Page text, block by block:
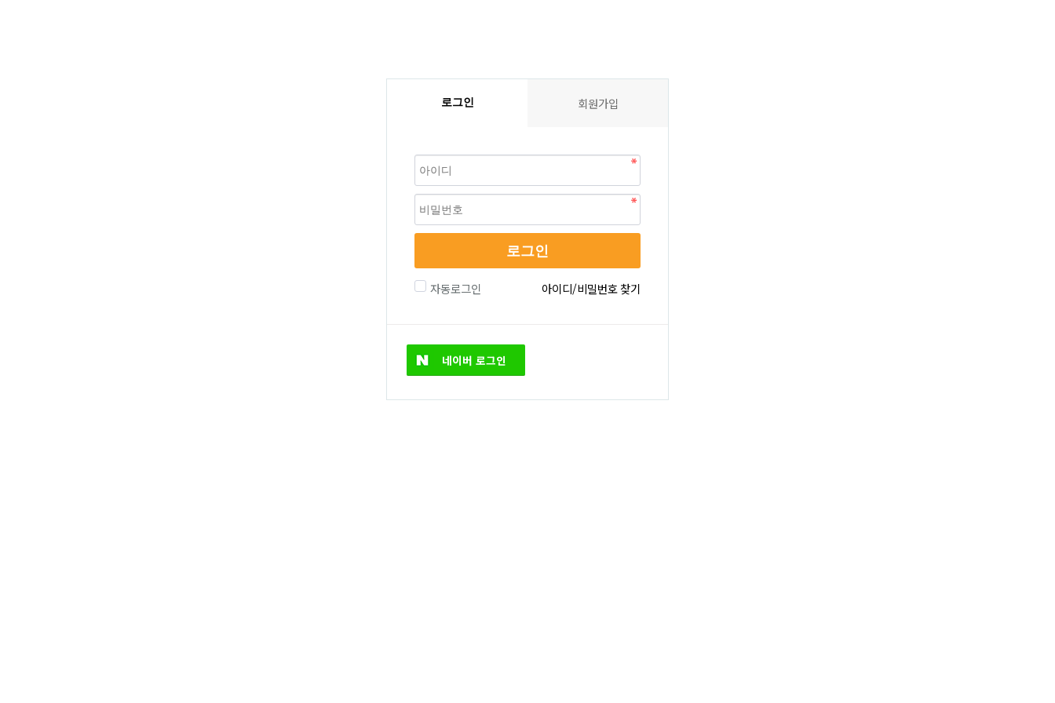
로그인 회원가입
로그인
자동로그인 아이디/비밀번호 찾기
네이버 로그인